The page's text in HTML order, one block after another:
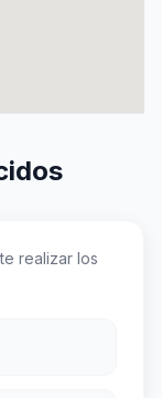
realizar los